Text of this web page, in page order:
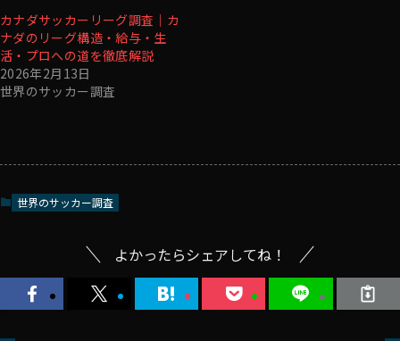
カナダサッカーリーグ調査｜カ
ナダのリーグ構造・給与・生
活・プロへの道を徹底解説
2026年2月13日
世界のサッカー調査
世界のサッカー調査
よかったらシェアしてね！